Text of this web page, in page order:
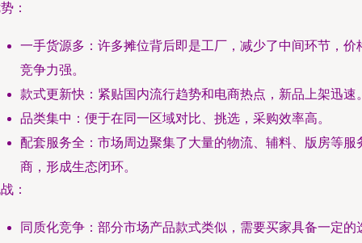
：
一手货源多：许多摊位背后即是工厂，减少了中间环节，价
竞争力强。
款式更新快：紧贴国内流行趋势和电商热点，新品上架迅速
品类集中：便于在同一区域对比、挑选，采购效率高。
配套服务全：市场周边聚集了大量的物流、辅料、版房等服
商，形成生态闭环。
：
同质化竞争：部分市场产品款式类似，需要买家具备一定的